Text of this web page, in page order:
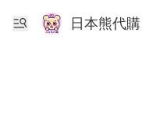
日本熊代購